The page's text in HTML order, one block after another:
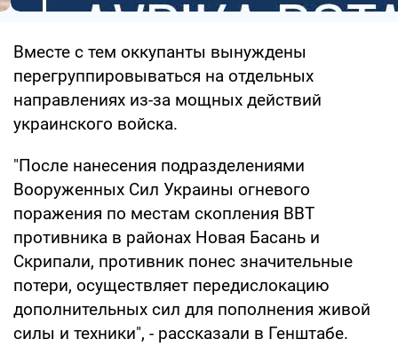
Вместе с тем оккупанты вынуждены
перегруппировываться на отдельных
направлениях из-за мощных действий
украинского войска.
"После нанесения подразделениями
Вооруженных Сил Украины огневого
поражения по местам скопления ВВТ
противника в районах Новая Басань и
Скрипали, противник понес значительные
потери, осуществляет передислокацию
дополнительных сил для пополнения живой
силы и техники", - рассказали в Генштабе.